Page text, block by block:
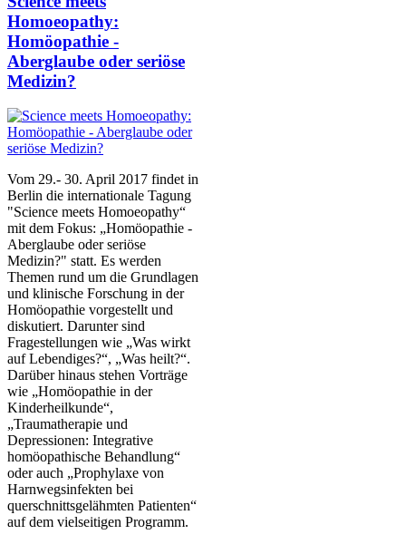
Homoeopathy:
Homöopathie -
Aberglaube oder seriöse
Medizin?
Vom 29.- 30. April 2017 findet in
Berlin die internationale Tagung
"Science meets Homoeopathy“
mit dem Fokus: „Homöopathie -
Aberglaube oder seriöse
Medizin?" statt. Es werden
Themen rund um die Grundlagen
und klinische Forschung in der
Homöopathie vorgestellt und
diskutiert. Darunter sind
Fragestellungen wie „Was wirkt
auf Lebendiges?“, „Was heilt?“.
Darüber hinaus stehen Vorträge
wie „Homöopathie in der
Kinderheilkunde“,
„Traumatherapie und
Depressionen: Integrative
homöopathische Behandlung“
oder auch „Prophylaxe von
Harnwegsinfekten bei
querschnittsgelähmten Patienten“
auf dem vielseitigen Programm.